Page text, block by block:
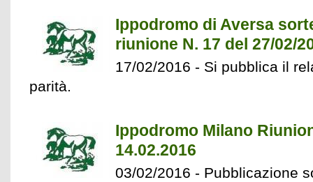
Ippodromo di Aversa
riunione N. 17 del 27/02/
17/02/2016 - Si pubblica il
parità.
Ippodromo Milano
14.02.2016
03/02/2016 - Pubblicazione